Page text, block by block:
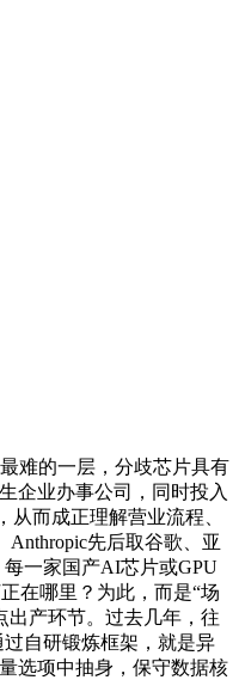
难的一层，分歧芯片具有
企业办事公司，同时投入
而成正理解营业流程、
先后取谷歌、亚
一家国产AI芯片或GPU
在哪里？为此，而是“场
出产环节。过去几年，往
自研锻炼框架，就是异
选项中抽身，保守数据核